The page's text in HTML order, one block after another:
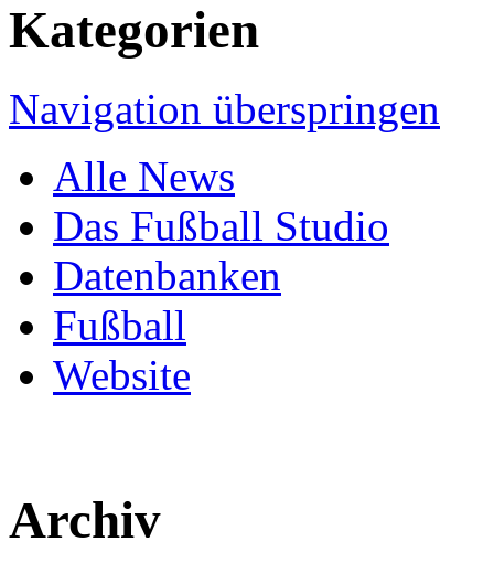
Kategorien
Navigation überspringen
Alle News
Das Fußball Studio
Datenbanken
Fußball
Website
Archiv